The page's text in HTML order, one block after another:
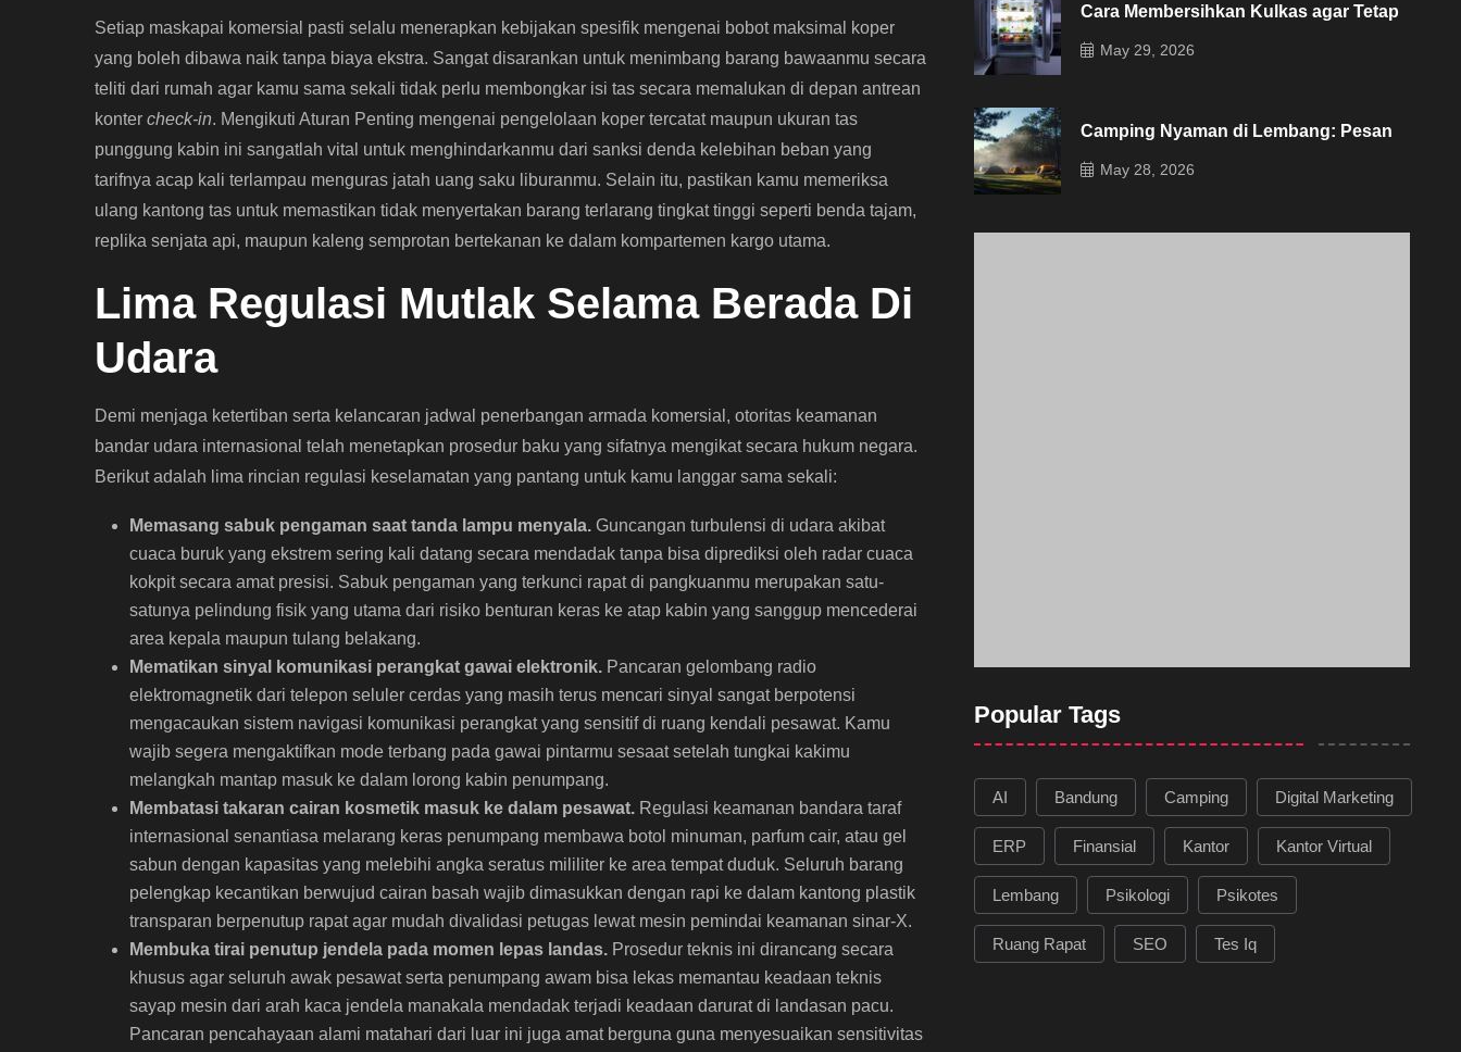
Setiap maskapai komersial pasti selalu menerapkan kebijakan spesifik mengenai bobot maksimal koper
yang boleh dibawa naik tanpa biaya ekstra. Sangat disarankan untuk menimbang barang bawaanmu secara
teliti dari rumah agar kamu sama sekali tidak perlu membongkar isi tas secara memalukan di depan antrean
konter check-in. Mengikuti Aturan Penting mengenai pengelolaan koper tercatat maupun ukuran tas
punggung kabin ini sangatlah vital untuk menghindarkanmu dari sanksi denda kelebihan beban yang
tarifnya acap kali terlampau menguras jatah uang saku liburanmu. Selain itu, pastikan kamu memeriksa
ulang kantong tas untuk memastikan tidak menyertakan barang terlarang tingkat tinggi seperti benda tajam,
replika senjata api, maupun kaleng semprotan bertekanan ke dalam kompartemen kargo utama.
Lima Regulasi Mutlak Selama Berada Di
Udara
Demi menjaga ketertiban serta kelancaran jadwal penerbangan armada komersial, otoritas keamanan
bandar udara internasional telah menetapkan prosedur baku yang sifatnya mengikat secara hukum negara.
Berikut adalah lima rincian regulasi keselamatan yang pantang untuk kamu langgar sama sekali:
Memasang sabuk pengaman saat tanda lampu menyala. Guncangan turbulensi di udara akibat
cuaca buruk yang ekstrem sering kali datang secara mendadak tanpa bisa diprediksi oleh radar cuaca
kokpit secara amat presisi. Sabuk pengaman yang terkunci rapat di pangkuanmu merupakan satu-
satunya pelindung fisik yang utama dari risiko benturan keras ke atap kabin yang sanggup mencederai
area kepala maupun tulang belakang.
Mematikan sinyal komunikasi perangkat gawai elektronik. Pancaran gelombang radio
elektromagnetik dari telepon seluler cerdas yang masih terus mencari sinyal sangat berpotensi
mengacaukan sistem navigasi komunikasi perangkat yang sensitif di ruang kendali pesawat. Kamu
wajib segera mengaktifkan mode terbang pada gawai pintarmu sesaat setelah tungkai kakimu
melangkah mantap masuk ke dalam lorong kabin penumpang.
Membatasi takaran cairan kosmetik masuk ke dalam pesawat. Regulasi keamanan bandara taraf
internasional senantiasa melarang keras penumpang membawa botol minuman, parfum cair, atau gel
sabun dengan kapasitas yang melebihi angka seratus mililiter ke area tempat duduk. Seluruh barang
pelengkap kecantikan berwujud cairan basah wajib dimasukkan dengan rapi ke dalam kantong plastik
transparan berpenutup rapat agar mudah divalidasi petugas lewat mesin pemindai keamanan sinar-X.
Membuka tirai penutup jendela pada momen lepas landas. Prosedur teknis ini dirancang secara
khusus agar seluruh awak pesawat serta penumpang awam bisa lekas memantau keadaan teknis
sayap mesin dari arah kaca jendela manakala mendadak terjadi keadaan darurat di landasan pacu.
Pancaran pencahayaan alami matahari dari luar ini juga amat berguna guna menyesuaikan sensitivitas
Cara Membersihkan Kulkas agar Tetap
May 29, 2026
Camping Nyaman di Lembang: Pesan
May 28, 2026
Popular Tags
AI Bandung Camping Digital Marketing
ERP Finansial Kantor Kantor Virtual
Lembang Psikologi Psikotes
Ruang Rapat SEO Tes Iq